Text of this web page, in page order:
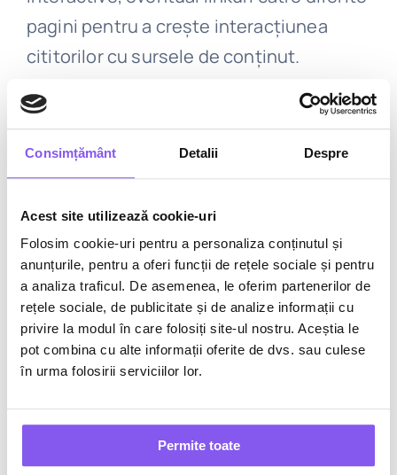
Consimțământ Detalii Despre
Acest site utilizează cookie-uri
Folosim cookie-uri pentru a personaliza conținutul și
anunțurile, pentru a oferi funcții de rețele sociale și pentru
a analiza traficul. De asemenea, le oferim partenerilor de
rețele sociale, de publicitate și de analize informații cu
privire la modul în care folosiți site-ul nostru. Aceștia le
pot combina cu alte informații oferite de dvs. sau culese
în urma folosirii serviciilor lor.
Permite toate
pagini pentru a crește interacțiunea
cititorilor cu sursele de conținut.
3. Folosește-ți identitatea de brand
Poveștile apar în SERP-uri și Google
Discover, așa că este bine să incluzi
elemente unice ale mărcii, pentru ca
publicul să se familiarizeze cu brandul
tău.
4. Asigură-te că poveștile tale sunt
validate AMP
ceea ce presupune validarea lor în acest
sistem. Ai mai sus diverse instrumente